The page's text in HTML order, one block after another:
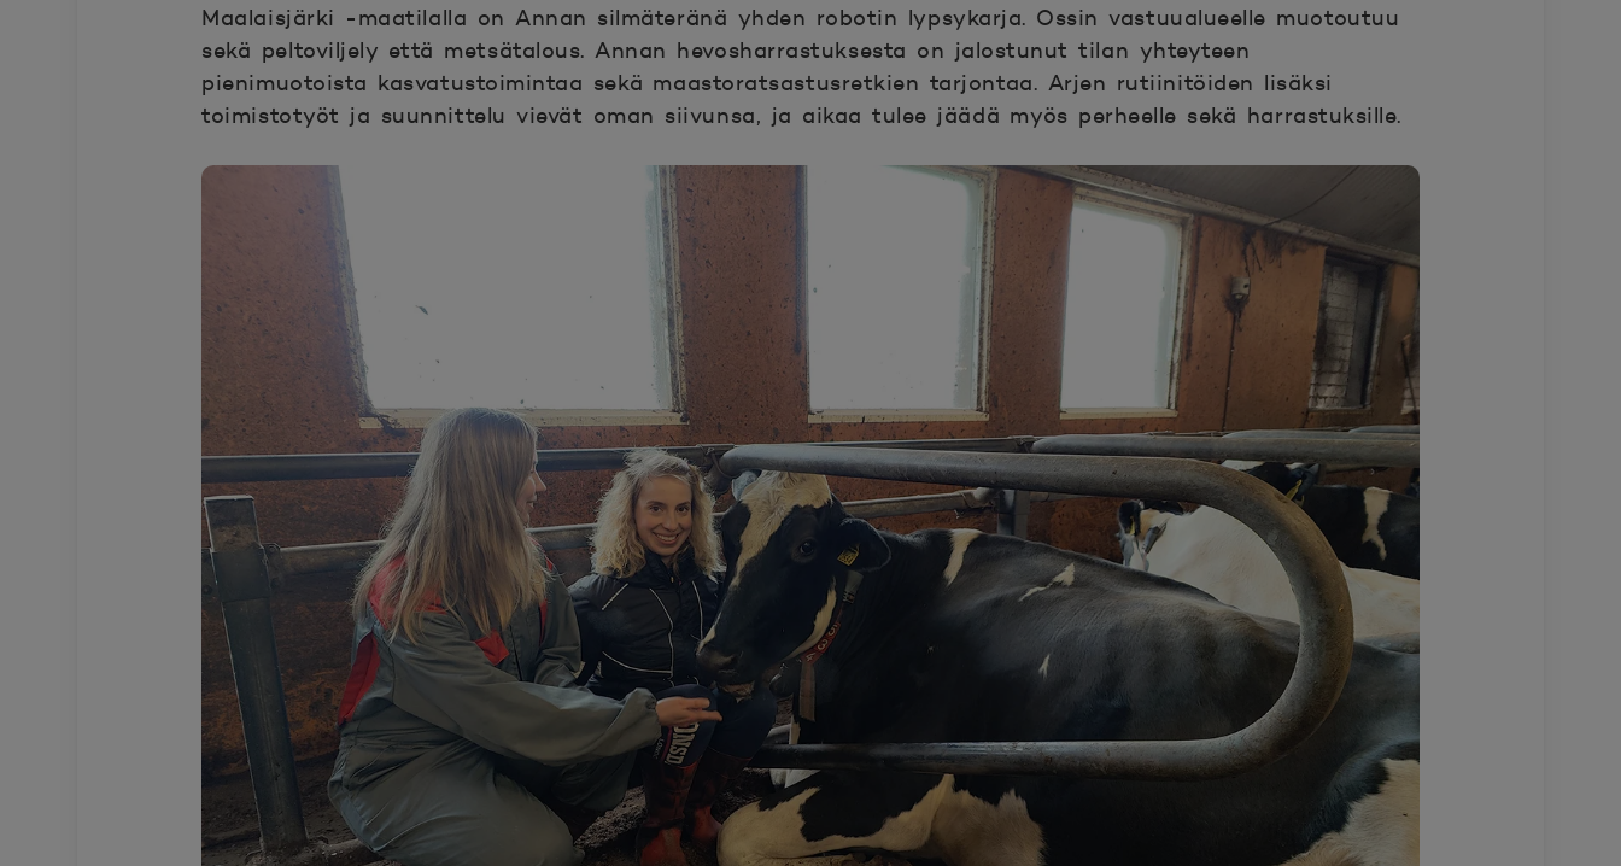
Maalaisjärki -maatilalla on Annan silmäteränä yhden robotin lypsykarja. Ossin vastuualueelle muotoutuu
sekä peltoviljely että metsätalous. Annan hevosharrastuksesta on jalostunut tilan yhteyteen
pienimuotoista kasvatustoimintaa sekä maastoratsastusretkien tarjontaa. Arjen rutiinitöiden lisäksi
toimistotyöt ja suunnittelu vievät oman siivunsa, ja aikaa tulee jäädä myös perheelle sekä harrastuksille.